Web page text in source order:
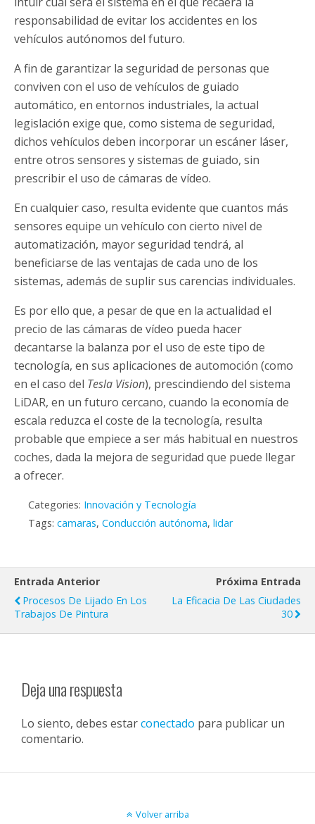
responsabilidad de evitar los accidentes en los
vehículos autónomos del futuro.
A fin de garantizar la seguridad de personas que
conviven con el uso de vehículos de guiado
automático, en entornos industriales, la actual
legislación exige que, como sistema de seguridad,
dichos vehículos deben incorporar un escáner láser,
entre otros sensores y sistemas de guiado, sin
prescribir el uso de cámaras de vídeo.
En cualquier caso, resulta evidente que cuantos más
sensores equipe un vehículo con cierto nivel de
automatización, mayor seguridad tendrá, al
beneficiarse de las ventajas de cada uno de los
sistemas, además de suplir sus carencias individuales.
Es por ello que, a pesar de que en la actualidad el
precio de las cámaras de vídeo pueda hacer
decantarse la balanza por el uso de este tipo de
tecnología, en sus aplicaciones de automoción (como
en el caso del Tesla Vision), prescindiendo del sistema
LiDAR, en un futuro cercano, cuando la economía de
escala reduzca el coste de la tecnología, resulta
probable que empiece a ser más habitual en nuestros
coches, dada la mejora de seguridad que puede llegar
a ofrecer.
Categories: Innovación y Tecnología
Tags: camaras, Conducción autónoma, lidar
Entrada Anterior
Procesos De Lijado En Los
Trabajos De Pintura
Próxima Entrada
La Eficacia De Las Ciudades
30
Deja una respuesta
Lo siento, debes estarconectado para publicar un
comentario.
Volver arriba